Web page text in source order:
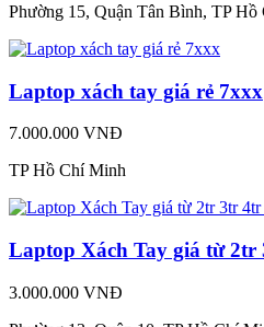
Phường 15, Quận Tân Bình, TP Hồ
Laptop xách tay giá rẻ 7xxx
7.000.000 VNĐ
TP Hồ Chí Minh
Laptop Xách Tay giá từ 2tr
3.000.000 VNĐ